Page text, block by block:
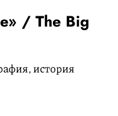
/ The Big
история